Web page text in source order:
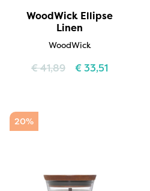
WoodWick Ellipse
Linen
WoodWick
€41,89 €33,51
20%